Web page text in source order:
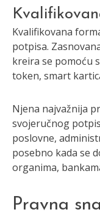
Kvalifikovana
potpisa.
kreira se pomoću
token, smart
Njena najvažnija
svojeručnog
poslovne,
posebno kada se
organima,
Pravna